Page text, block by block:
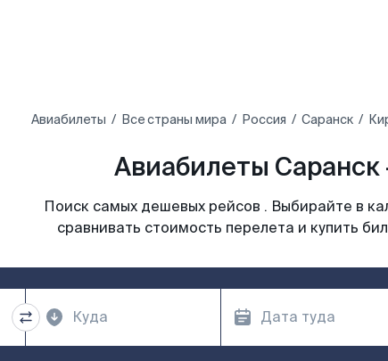
Авиабилеты Все страны мира Россия Саранск
Авиабилеты Саранск
Поиск самых дешевых рейсов . Выбирайте в
сравнивать стоимость перелета и купить